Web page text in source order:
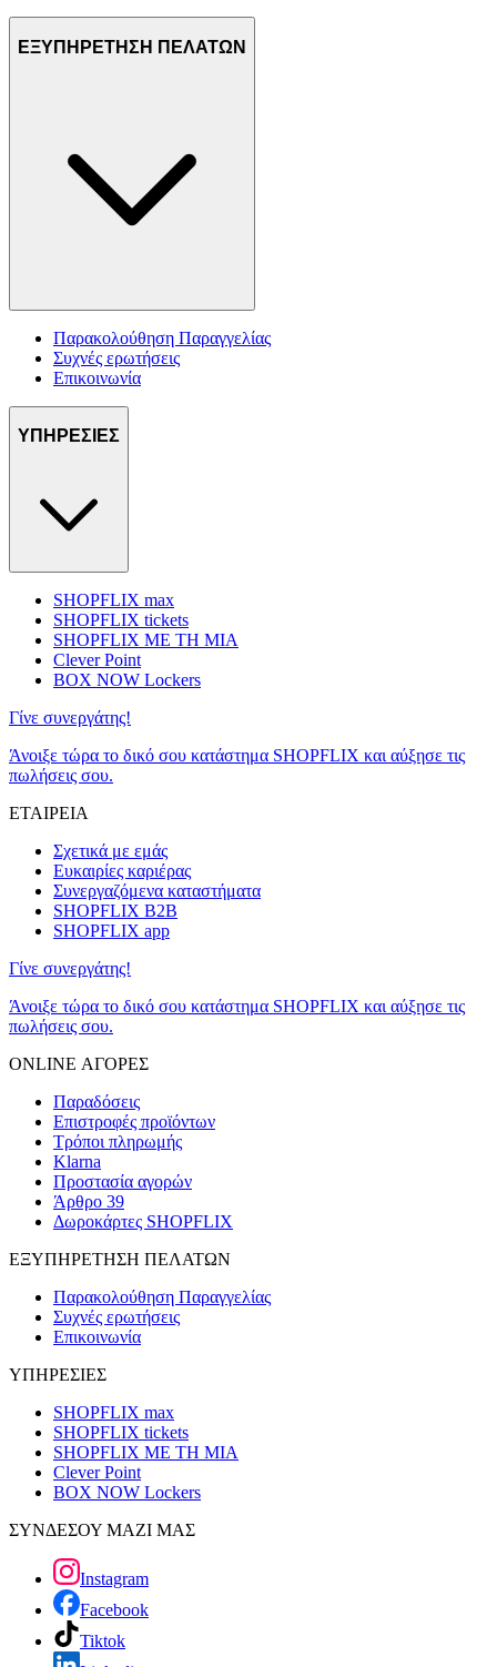
ΕΞΥΠΗΡΕΤΗΣΗ ΠΕΛΑΤΩΝ
Παρακολούθηση Παραγγελίας
Συχνές ερωτήσεις
Επικοινωνία
ΥΠΗΡΕΣΙΕΣ
SHOPFLIX max
SHOPFLIX tickets
SHOPFLIX ΜΕ ΤΗ ΜΙΑ
Clever Point
BOX NOW Lockers
Γίνε συνεργάτης!
Άνοιξε τώρα το δικό σου κατάστημα SHOPFLIX και αύξησε τις
πωλήσεις σου.
ΕΤΑΙΡΕΙΑ
Σχετικά με εμάς
Ευκαιρίες καριέρας
Συνεργαζόμενα καταστήματα
SHOPFLIX B2B
SHOPFLIX app
Γίνε συνεργάτης!
Άνοιξε τώρα το δικό σου κατάστημα SHOPFLIX και αύξησε τις
πωλήσεις σου.
ONLINE ΑΓΟΡΕΣ
Παραδόσεις
Επιστροφές προϊόντων
Τρόποι πληρωμής
Klarna
Προστασία αγορών
Άρθρο 39
Δωροκάρτες SHOPFLIX
ΕΞΥΠΗΡΕΤΗΣΗ ΠΕΛΑΤΩΝ
Παρακολούθηση Παραγγελίας
Συχνές ερωτήσεις
Επικοινωνία
ΥΠΗΡΕΣΙΕΣ
SHOPFLIX max
SHOPFLIX tickets
SHOPFLIX ΜΕ ΤΗ ΜΙΑ
Clever Point
BOX NOW Lockers
ΣΥΝΔΕΣΟΥ ΜΑΖΙ ΜΑΣ
Instagram
Facebook
Tiktok